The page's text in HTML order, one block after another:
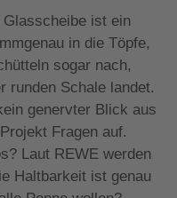
ist ein
in die Töpfe,
sogar nach,
runden Schale landet.
genervter Blick aus
Fragen auf.
Laut REWE werden
Haltbarkeit ist genau